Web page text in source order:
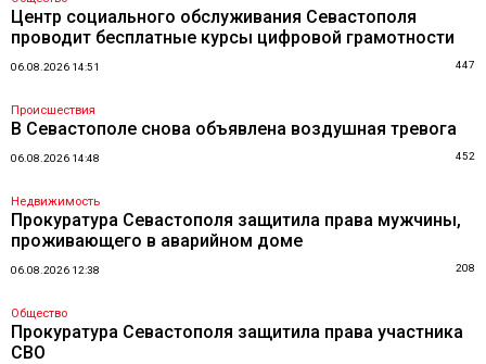
Центр социального обслуживания Севастополя
проводит бесплатные курсы цифровой грамотности
06.08.2026 14:51 447
Происшествия
В Севастополе снова объявлена воздушная тревога
06.08.2026 14:48 452
Недвижимость
Прокуратура Севастополя защитила права мужчины,
проживающего в аварийном доме
06.08.2026 12:38 208
Общество
Прокуратура Севастополя защитила права участника
СВО